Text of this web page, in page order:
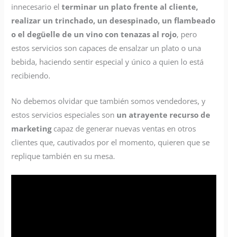
innecesario elterminar un plato frente al cliente,
realizar un trinchado, un desespinado, un flambeado
o el degüelle de un vino con tenazas al rojo, pero
estos servicios son capaces de ensalzar un plato o una
bebida, haciendo sentir especial y único a quien lo está
recibiendo.
No debemos olvidar que también somos vendedores, y
estos servicios especiales son un atrayente recurso de
marketingcapaz de generar nuevas ventas en otros
clientes que, cautivados por el momento, quieren que se
replique también en su mesa.